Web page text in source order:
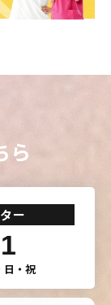
ら
ー
日・祝